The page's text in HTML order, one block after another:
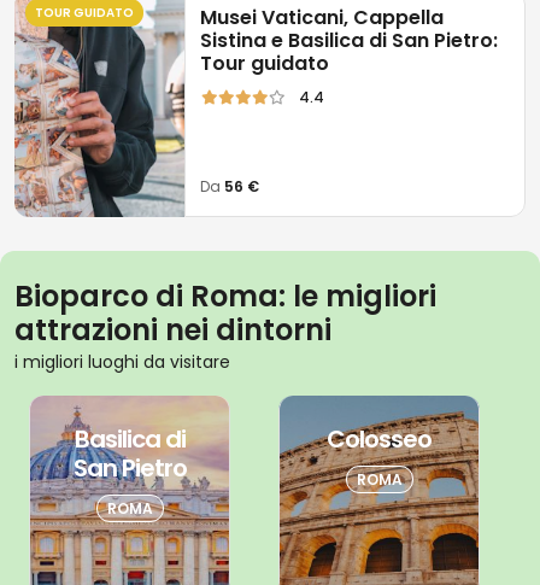
TOUR GUIDATO
Musei Vaticani, Cappella
Sistina e Basilica di San Pietro:
Tour guidato
4.4
Da 56 €
Bioparco di Roma: le migliori
attrazioni nei dintorni
i migliori luoghi da visitare
Basilica di
San Pietro
ROMA
Colosseo
ROMA